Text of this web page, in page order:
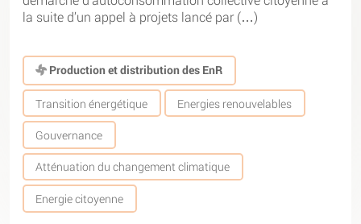
la suite d’un appel à projets lancé par (…)
Production et distribution des EnR
Transition énergétique Energies renouvelables
Gouvernance
Atténuation du changement climatique
Energie citoyenne